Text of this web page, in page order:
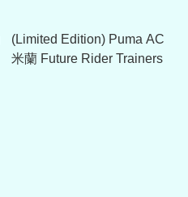
(Limited Edition) Puma AC
米蘭 Future Rider Trainers